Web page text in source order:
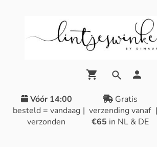
Vóór 14:00
besteld = vandaag
verzonden
|
Gratis
verzending vanaf
€65 in NL & DE
|